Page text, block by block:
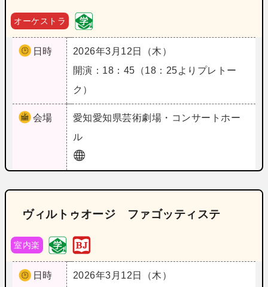
オーケストラ
日時
2026年3月12日（木）
開演：18：45（18：25よりプレトー
ク）
会場 愛知愛知県芸術劇場・コンサートホー
ル
ヴィルトゥオージ ファゴッティステ
室内楽
日時
2026年3月12日（木）